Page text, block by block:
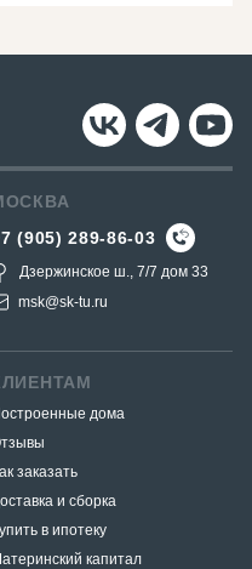
(905) 289-86-03
Дзержинское ш., 7/7 дом 33
msk@sk-tu.ru
дома
заказать
и сборка
в ипотеку
капитал